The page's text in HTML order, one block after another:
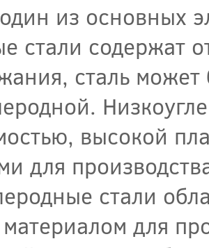
из основных
стали содержат
сталь
высокой
для
стали
для